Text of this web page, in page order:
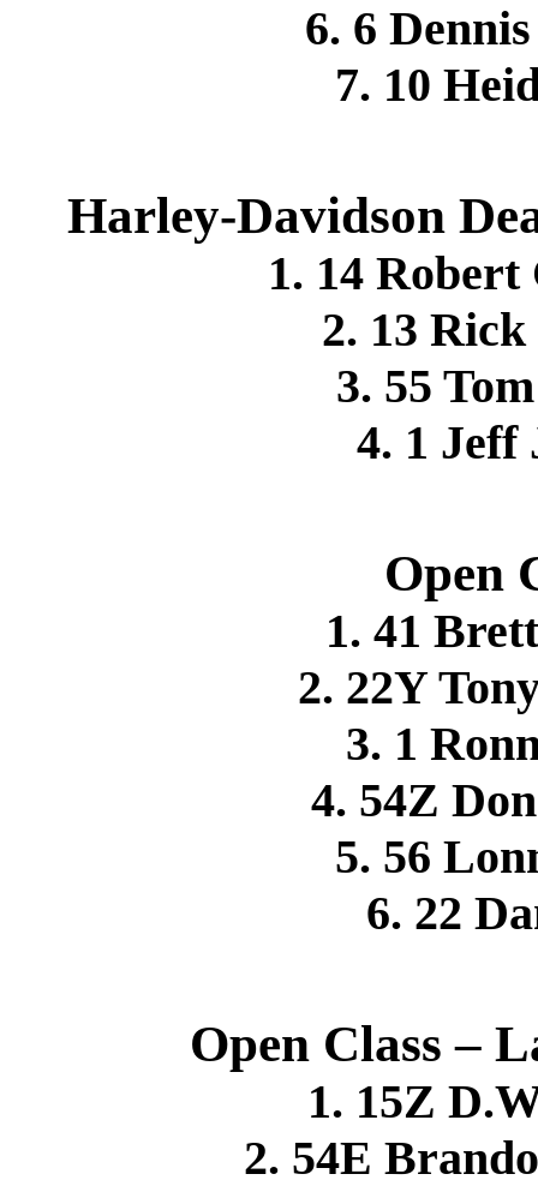
6. 6
7. 10
Harley-Davidson
1. 14
2. 13
3. 55
4. 1
Open
1. 41
2. 22Y
3. 1
4. 54Z
5. 56
6. 22
Open Class –
1. 15Z
2. 54E